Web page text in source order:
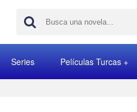
Series Películas Turcas